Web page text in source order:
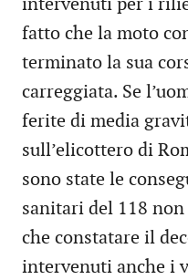
intervenuti per i
fatto che la moto
terminato la sua
carreggiata. Se
ferite di media
sull’elicottero di
sono state le
sanitari del 118
che constatare il
intervenuti anche i